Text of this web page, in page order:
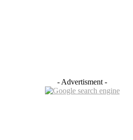
- Advertisment -